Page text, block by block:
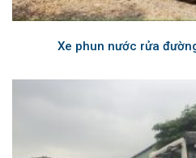
Xe phun nước rửa